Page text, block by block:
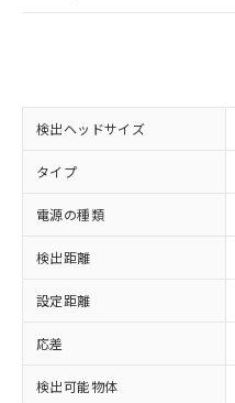
検出ヘッドサイズ
タイプ
電源の種類
検出距離
設定距離
応差
検出可能物体